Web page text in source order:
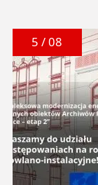
5 / 08